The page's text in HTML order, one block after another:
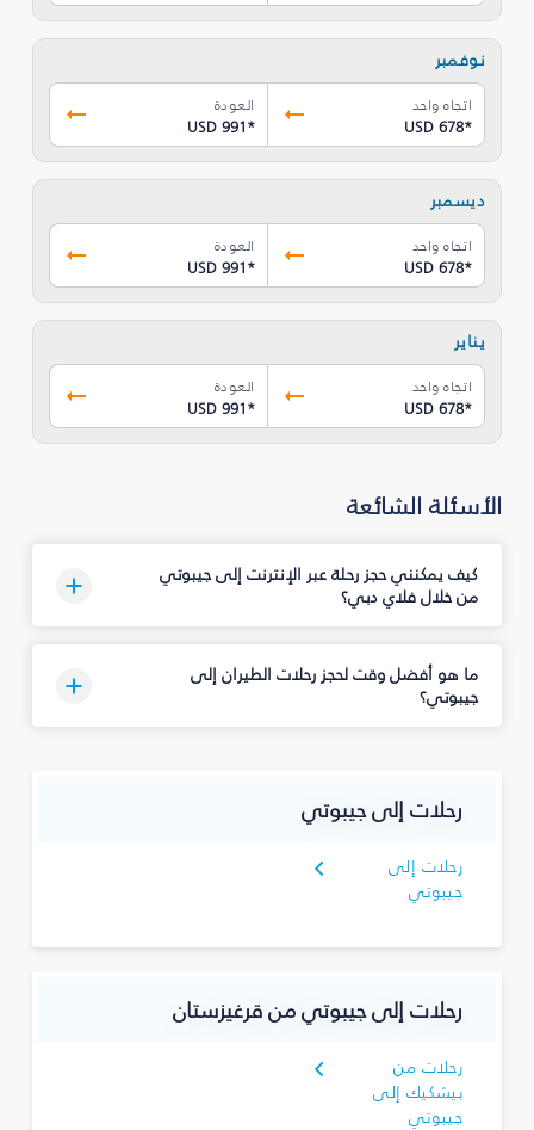
نوفمبر
اتجاه واحد
USD 678*
العودة
USD 991*
ديسمبر
اتجاه واحد
USD 678*
العودة
USD 991*
يناير
اتجاه واحد
USD 678*
العودة
USD 991*
الأسئلة الشائعة
كيف يمكنني حجز رحلة عبر الإنترنت إلى جيبوتي
من خلال فلاي دبي؟
ما هو أفضل وقت لحجز رحلات الطيران إلى
جيبوتي؟
رحلات إلى جيبوتي
رحلات إلى
جيبوتي
رحلات إلى جيبوتي من قرغيزستان
رحلات من
بيشكيك إلى
جيبوتي